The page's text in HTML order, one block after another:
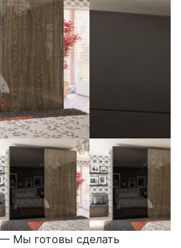
Мы готовы сделать